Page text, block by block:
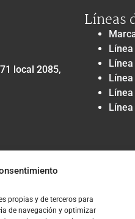
propias y de terceros para
de navegación y optimizar
local 2085,
Líneas
y garantías